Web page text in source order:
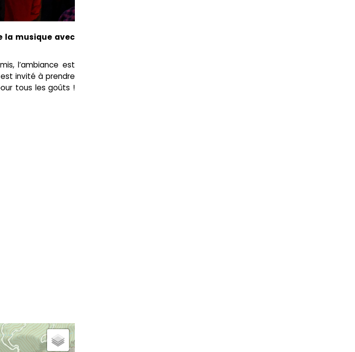
la musique avec
l’ambiance est
invité à prendre
tous les goûts !